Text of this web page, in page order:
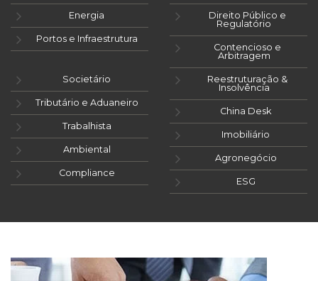
Energia
Portos e Infraestrutura
Direito Público e
Regulatório
Contencioso e
Arbitragem
Societário
Tributário e Aduaneiro
Trabalhista
Ambiental
Compliance
Reestruturação &
Insolvência
China Desk
Imobiliário
Agronegócio
ESG